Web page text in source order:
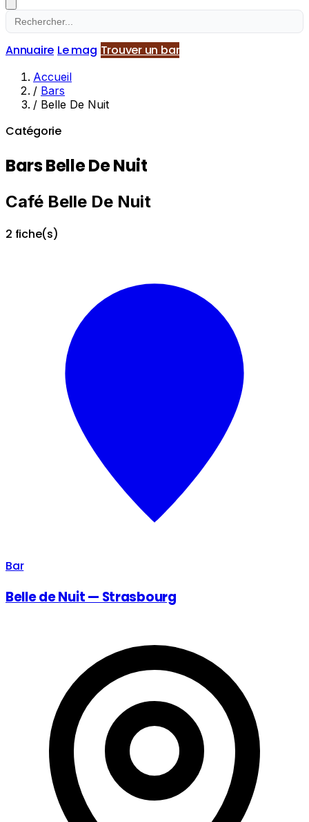
Annuaire Le mag Trouver un bar
Accueil
/ Bars
/ Belle De Nuit
Catégorie
Bars Belle De Nuit
Café Belle De Nuit
2 fiche(s)
Bar
Belle de Nuit — Strasbourg